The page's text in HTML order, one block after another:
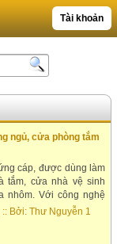
Tài khoản
ngủ, cửa phòng tắm
cáp, được dùng làm
tắm, cửa nhà vệ sinh
nhôm. Với công nghệ
yu được ép với áp
Sung yu có 3 loại:
:: Bởi:Thư Nguyễn 1